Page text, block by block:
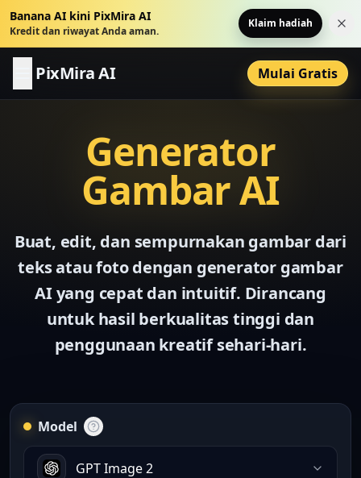
Banana AI kini PixMira AI
Kredit dan riwayat Anda aman.
Klaim hadiah
PixMira AI Mulai Gratis
Generator
Gambar AI
Buat, edit, dan sempurnakan gambar dari
teks atau foto dengan generator gambar
AI yang cepat dan intuitif. Dirancang
untuk hasil berkualitas tinggi dan
penggunaan kreatif sehari-hari.
Model
GPT Image 2